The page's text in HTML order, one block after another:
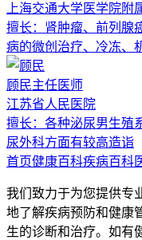
上海交通大学医学院附
擅长： 肾肿瘤、前列腺
病的微创治疗、冷冻、
顾民主任医师
江苏省人民医院
擅长： 各种泌尿男生殖
尿外科方面有较高造诣
首页健康百科疾病百科
我们致力于为您提供专
地了解疾病预防和健康
生的诊断和治疗。如有